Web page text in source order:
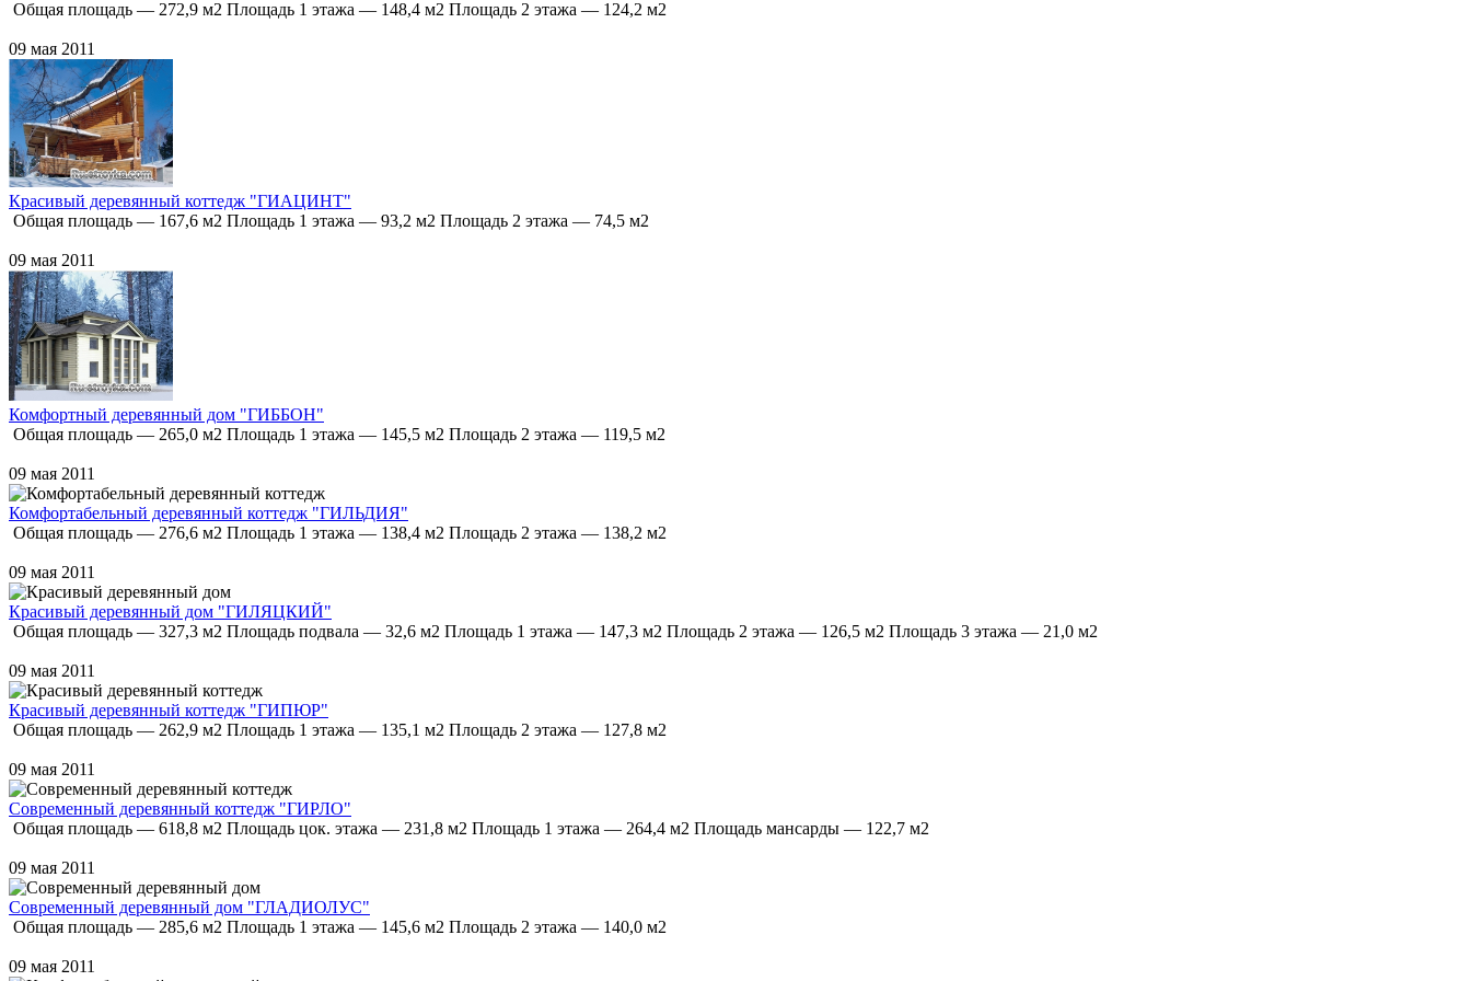
Общая площадь — 272,9 м2 Площадь 1 этажа — 148,4 м2 Площадь 2 этажа — 124,2 м2
09 мая 2011
Красивый деревянный коттедж "ГИАЦИНТ"
Общая площадь — 167,6 м2 Площадь 1 этажа — 93,2 м2 Площадь 2 этажа — 74,5 м2
09 мая 2011
Комфортный деревянный дом "ГИББОН"
Общая площадь — 265,0 м2 Площадь 1 этажа — 145,5 м2 Площадь 2 этажа — 119,5 м2
09 мая 2011
Комфортабельный деревянный коттедж "ГИЛЬДИЯ"
Общая площадь — 276,6 м2 Площадь 1 этажа — 138,4 м2 Площадь 2 этажа — 138,2 м2
09 мая 2011
Красивый деревянный дом "ГИЛЯЦКИЙ"
Общая площадь — 327,3 м2 Площадь подвала — 32,6 м2 Площадь 1 этажа — 147,3 м2 Площадь 2 этажа — 126,5 м2 Площадь 3 этажа — 21,0 м2
09 мая 2011
Красивый деревянный коттедж "ГИПЮР"
Общая площадь — 262,9 м2 Площадь 1 этажа — 135,1 м2 Площадь 2 этажа — 127,8 м2
09 мая 2011
Современный деревянный коттедж "ГИРЛО"
Общая площадь — 618,8 м2 Площадь цок. этажа — 231,8 м2 Площадь 1 этажа — 264,4 м2 Площадь мансарды — 122,7 м2
09 мая 2011
Современный деревянный дом "ГЛАДИОЛУС"
Общая площадь — 285,6 м2 Площадь 1 этажа — 145,6 м2 Площадь 2 этажа — 140,0 м2
09 мая 2011